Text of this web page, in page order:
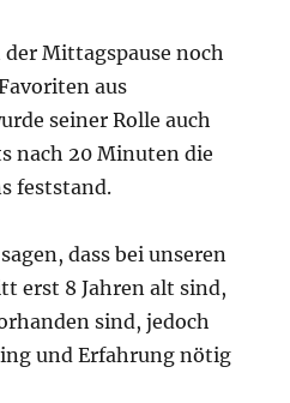
Mittagspause noch
aus
seiner Rolle auch
nach 20 Minuten die
feststand.
dass bei unseren
erst 8 Jahren alt sind,
sind, jedoch
und Erfahrung nötig